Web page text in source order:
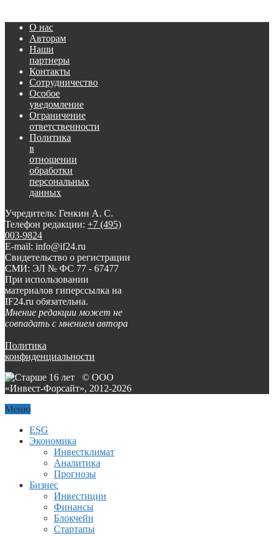
О нас
Авторам
Наши
партнеры
Контакты
Сотрудничество
Особое
уведомление
Ограничение
ответственности
Политика
в
отношении
обработки
персональных
данных
Учредитель: Генкин А. С.
Телефон редакции: +7 (495)
003-9824
E-mail: info@if24.ru
Свидетельство о регистрации
СМИ: ЭЛ № ФС 77 - 67477
При использовании
материалов гиперссылка на
IF24.ru обязательна.
Мнение редакции может не
совпадать с мнением автора
Политика
конфиденциальности
© ООО
«Инвест-Форсайт», 2012-2026
Меню
ESG
Экономика
Инвестклимат
Аналитика
Прогнозы
Бизнес
Инвестиции
Финансы
Блокчейн
Стартапы